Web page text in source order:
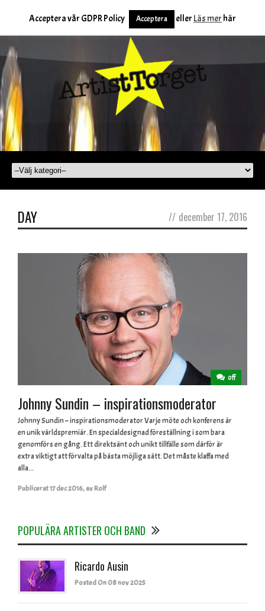
DAY // december 17, 2016
off
Johnny Sundin – inspirationsmoderator
Johnny Sundin – inspirationsmoderator Varje möte och konferens är
en unik världspremiär. En specialdesignad föreställning i som bara
genomförs en gång. Ett direktsänt och unikt tillfälle som därför är
extra viktigt att förvalta på bästa möjliga sätt. Det måste klaffa med
alla...
Publicerat17 dec 2016,avRolf
POPULÄRA ARTISTER OCH BAND
Ricardo Ausin
Posted On 08 nov 2025
Acceptera vår GDPR Policy Acceptera eller Läs mer här